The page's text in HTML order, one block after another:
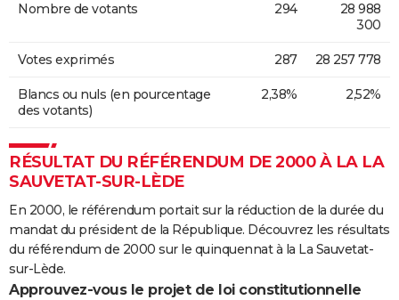
Nombre de votants 294
28 988
300
Votes exprimés 287 28 257 778
Blancs ou nuls (en pourcentage
des votants)
2,38% 2,52%
RÉSULTAT DU RÉFÉRENDUM DE 2000 À LA LA
SAUVETAT-SUR-LÈDE
En 2000, le référendum portait sur la réduction de la durée du
mandat du président de la République. Découvrez les résultats
du référendum de 2000 sur le quinquennat à la La Sauvetat-
sur-Lède.
Approuvez-vous le projet de loi constitutionnelle